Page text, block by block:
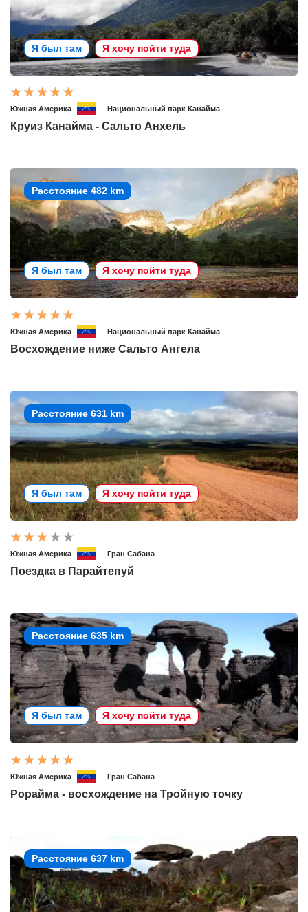
Я был там Я хочу пойти туда
Южная Америка Национальный парк Канайма
Круиз Канайма - Сальто Анхель
Расстояние 482 km
Я был там Я хочу пойти туда
Южная Америка Национальный парк Канайма
Восхождение ниже Сальто Ангела
Расстояние 631 km
Я был там Я хочу пойти туда
Южная Америка Гран Сабана
Поездка в Парайтепуй
Расстояние 635 km
Я был там Я хочу пойти туда
Южная Америка Гран Сабана
Рорайма - восхождение на Тройную точку
Расстояние 637 km